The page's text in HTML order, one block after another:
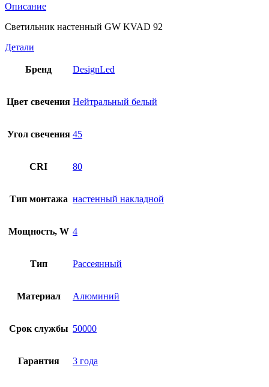
Описание
Светильник настенный GW KVAD 92
Детали
Бренд DesignLed
Цвет свечения Нейтральный белый
Угол свечения 45
CRI 80
Тип монтажа настенный накладной
Мощность, W 4
Тип Рассеянный
Материал Алюминий
Срок службы 50000
Гарантия 3 года